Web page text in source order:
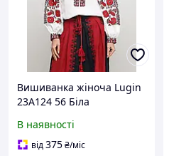
Вишиванка жіноча Lugin
23А124 56 Біла
В наявності
від375₴/міс